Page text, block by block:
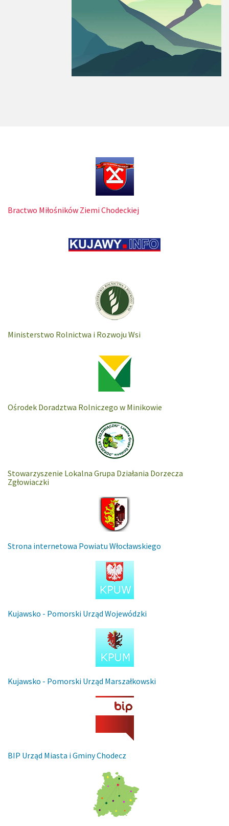
Bractwo Miłośników Ziemi Chodeckiej
Ministerstwo Rolnictwa i Rozwoju Wsi
Ośrodek Doradztwa Rolniczego w Minikowie
Stowarzyszenie Lokalna Grupa Działania Dorzecza
Zgłowiaczki
Strona internetowa Powiatu Włocławskiego
Kujawsko - Pomorski Urząd Wojewódzki
Kujawsko - Pomorski Urząd Marszałkowski
BIP Urząd Miasta i Gminy Chodecz